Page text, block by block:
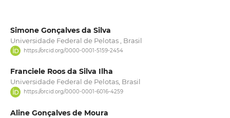
Simone Gonçalves da Silva
Universidade Federal de Pelotas , Brasil
https://orcid.org/0000-0001-5159-2454
Franciele Roos da Silva Ilha
Universidade Federal de Pelotas, Brasil
https://orcid.org/0000-0001-6016-4259
Aline Gonçalves de Moura